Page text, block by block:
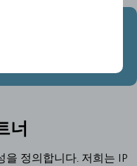
너
을 정의합니다. 저희는 IP